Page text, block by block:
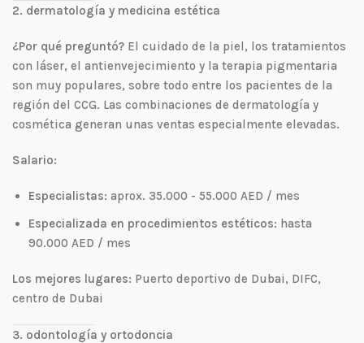
2. dermatología y medicina estética
¿Por qué preguntó? El cuidado de la piel, los tratamientos
con láser, el antienvejecimiento y la terapia pigmentaria
son muy populares, sobre todo entre los pacientes de la
región del CCG. Las combinaciones de dermatología y
cosmética generan unas ventas especialmente elevadas.
Salario:
Especialistas: aprox. 35.000 - 55.000 AED / mes
Especializada en procedimientos estéticos: hasta
90.000 AED / mes
Los mejores lugares: Puerto deportivo de Dubai, DIFC,
centro de Dubai
3. odontología y ortodoncia